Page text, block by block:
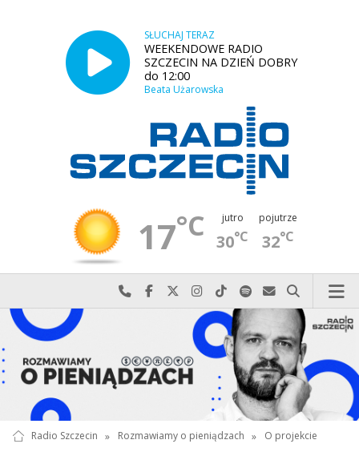
SŁUCHAJ TERAZ
WEEKENDOWE RADIO
SZCZECIN NA DZIEŃ DOBRY
do 12:00
Beata Użarowska
17°C jutro
30°C
pojutrze
32°C
Najlepiej po prostu do nas zadzwoń
Odwiedź nas na Facebook-u
Odwiedź nas na X
Odwiedź nas na Instagram-ie
Odwiedź nas na TikTok-u
Szukaj nas na Spotify
Wyślij do nas
Szukaj
Radio Szczecin » Rozmawiamy o pieniądzach » O projekcie